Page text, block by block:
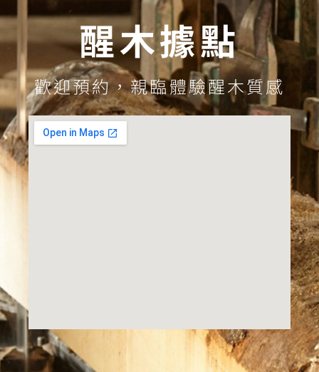
醒木據點
歡迎預約，親臨體驗醒木質感